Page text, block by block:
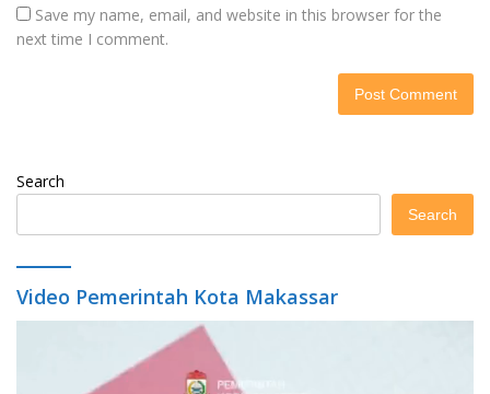
Save my name, email, and website in this browser for the
next time I comment.
Search
Search
Video Pemerintah Kota Makassar